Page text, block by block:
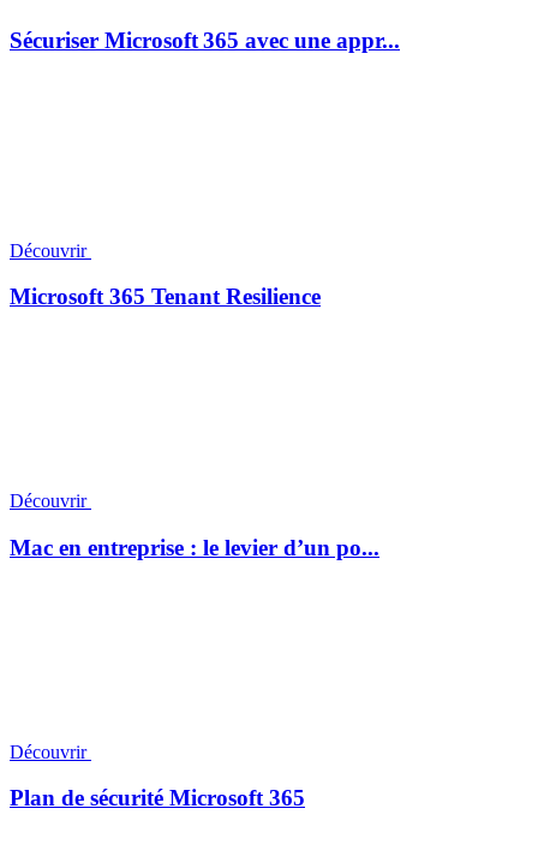
Sécuriser Microsoft 365 avec une appr...
Découvrir
Microsoft 365 Tenant Resilience
Découvrir
Mac en entreprise : le levier d’un po...
Découvrir
Plan de sécurité Microsoft 365